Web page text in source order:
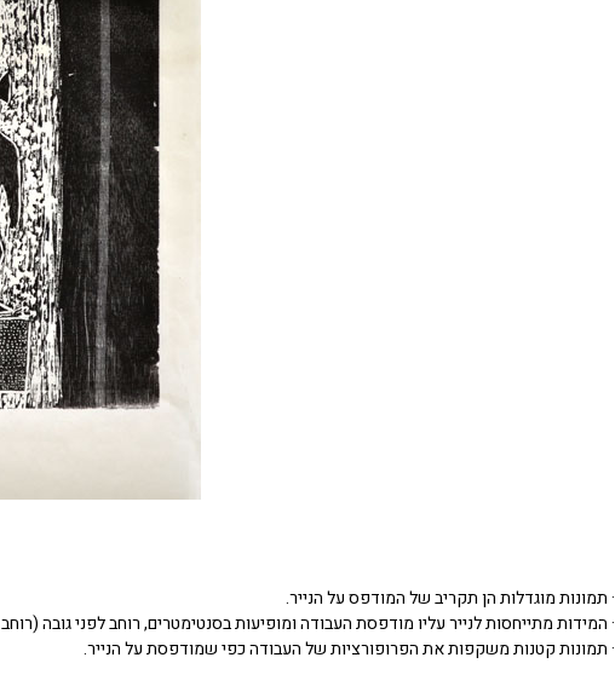
· תמונות מוגדלות הן תקריב של המודפס על הנייר.
· המידות מתייחסות לנייר עליו מודפסת העבודה ומופיעות בסנטימטרים, רוחב לפני גובה (רוחב X גובה).
· תמונות קטנות משקפות את הפרופורציות של העבודה כפי שמודפסת על הנייר.